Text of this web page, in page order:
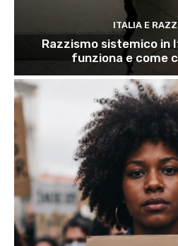
ITALIA E
Razzismo sistemico in
funziona e come